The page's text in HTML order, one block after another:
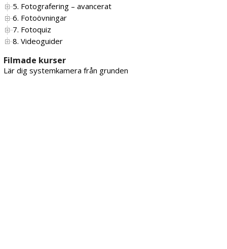
5. Fotografering – avancerat
6. Fotoövningar
7. Fotoquiz
8. Videoguider
Filmade kurser
Lär dig systemkamera från grunden